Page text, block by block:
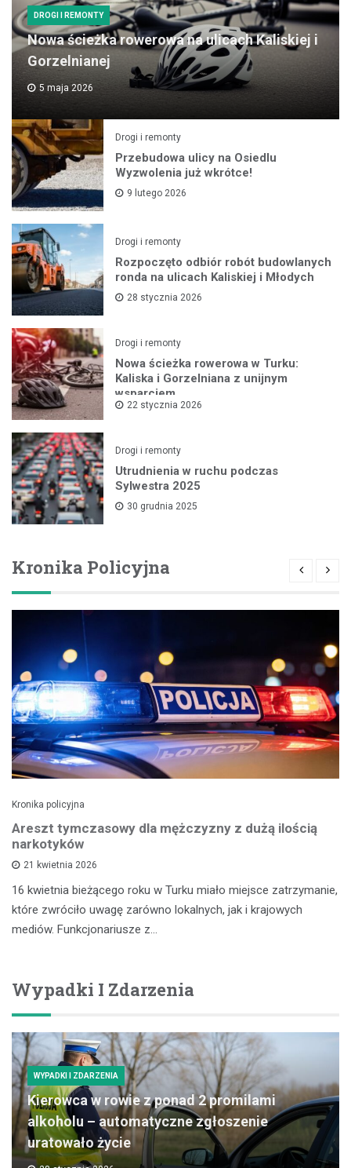
DROGI I REMONTY
Nowa ścieżka rowerowa na ulicach Kaliskiej i
Gorzelnianej
5 maja 2026
Drogi i remonty
Przebudowa ulicy na Osiedlu
Wyzwolenia już wkrótce!
9 lutego 2026
Drogi i remonty
Rozpoczęto odbiór robót budowlanych
ronda na ulicach Kaliskiej i Młodych
28 stycznia 2026
Drogi i remonty
Nowa ścieżka rowerowa w Turku:
Kaliska i Gorzelniana z unijnym
wsparciem
22 stycznia 2026
Drogi i remonty
Utrudnienia w ruchu podczas
Sylwestra 2025
30 grudnia 2025
Kronika Policyjna
Kronika policyjna
Areszt tymczasowy dla mężczyzny z dużą ilością
narkotyków
21 kwietnia 2026
16 kwietnia bieżącego roku w Turku miało miejsce zatrzymanie,
które zwróciło uwagę zarówno lokalnych, jak i krajowych
mediów. Funkcjonariusze z…
Wypadki I Zdarzenia
WYPADKI I ZDARZENIA
Kierowca w rowie z ponad 2 promilami
alkoholu – automatyczne zgłoszenie
uratowało życie